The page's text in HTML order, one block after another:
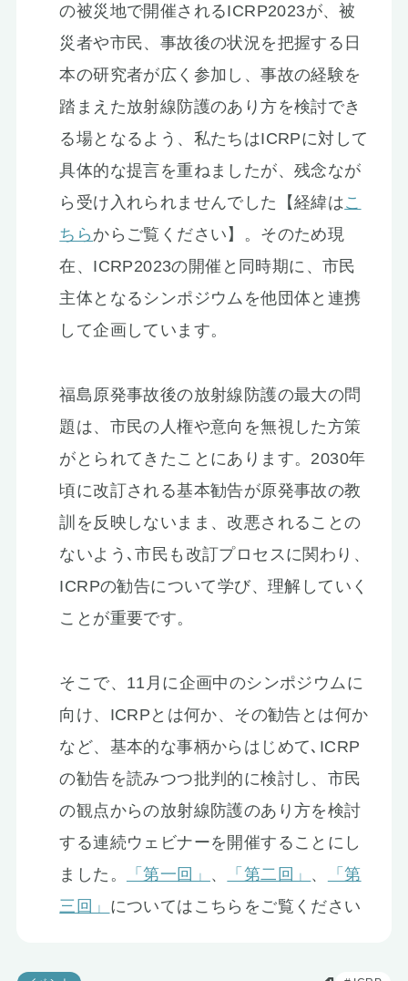
の被災地で開催されるICRP2023が、被
災者や市民、事故後の状況を把握する日
本の研究者が広く参加し、事故の経験を
踏まえた放射線防護のあり方を検討でき
る場となるよう、私たちはICRPに対して
具体的な提言を重ねましたが、残念なが
ら受け入れられませんでした【経緯はこ
ちら からご覧ください】。そのため現
在、ICRP2023の開催と同時期に、市民
主体となるシンポジウムを他団体と連携
して企画しています。
福島原発事故後の放射線防護の最大の問
題は、市民の人権や意向を無視した方策
がとられてきたことにあります。2030年
頃に改訂される基本勧告が原発事故の教
訓を反映しないまま、改悪されることの
ないよう､市民も改訂プロセスに関わり、
ICRPの勧告について学び、理解していく
ことが重要です。
そこで、11月に企画中のシンポジウムに
向け、ICRPとは何か、その勧告とは何か
など、基本的な事柄からはじめて､ICRP
の勧告を読みつつ批判的に検討し、市民
の観点からの放射線防護のあり方を検討
する連続ウェビナーを開催することにし
ました。
「第一回」 、 「第二回」 、
「第
三回」 についてはこちらをご覧ください